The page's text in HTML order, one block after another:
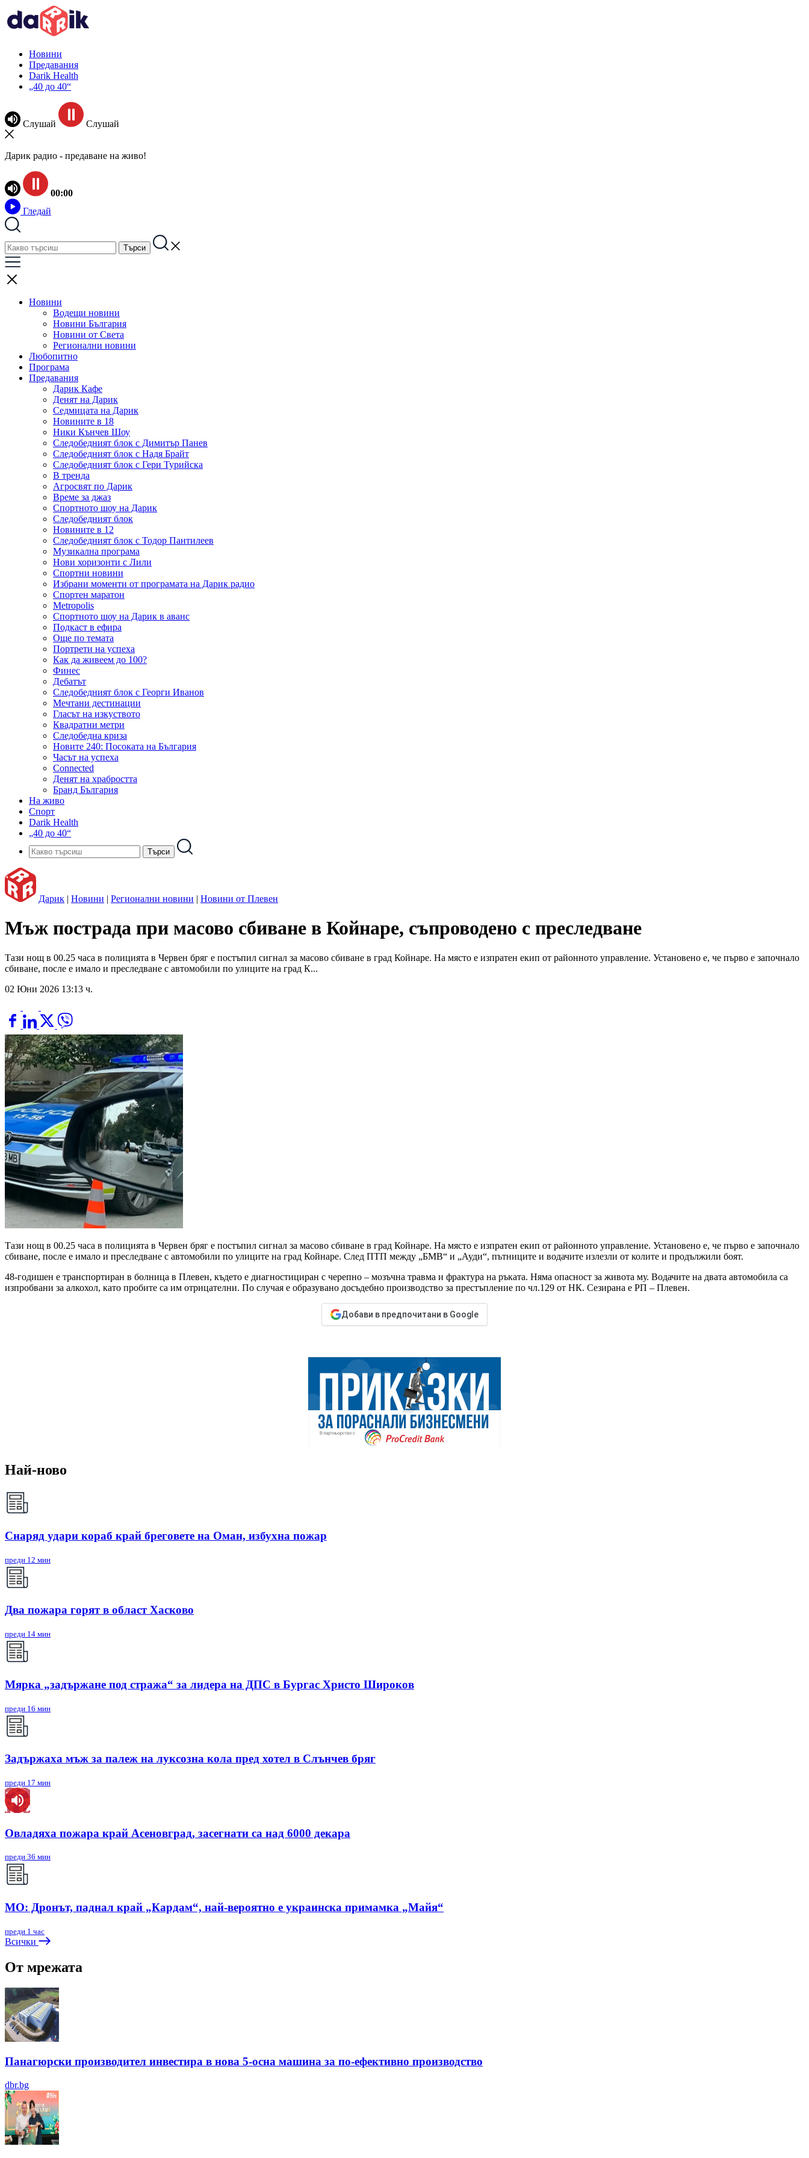
Новини
Предавания
Darik Health
„40 до 40“
Слушай Слушай
Дарик радио - предаване на живо!
00:00
Гледай
Новини
Водещи новини
Новини България
Новини от Света
Регионални новини
Любопитно
Програма
Предавания
Дарик Кафе
Денят на Дарик
Седмицата на Дарик
Новините в 18
Ники Кънчев Шоу
Следобедният блок с Димитър Панев
Следобедният блок с Надя Брайт
Следобедният блок с Гери Турийска
В тренда
Агросвят по Дарик
Време за джаз
Спортното шоу на Дарик
Следобедният блок
Новините в 12
Следобедният блок с Тодор Пантилеев
Музикална програма
Нови хоризонти с Лили
Спортни новини
Избрани моменти от програмата на Дарик радио
Спортен маратон
Metropolis
Спортното шоу на Дарик в аванс
Подкаст в ефира
Още по темата
Портрети на успеха
Как да живеем до 100?
Финес
Дебатът
Следобедният блок с Георги Иванов
Мечтани дестинации
Гласът на изкуството
Квадратни метри
Следобедна криза
Новите 240: Посоката на България
Часът на успеха
Connected
Денят на храбростта
Бранд България
На живо
Спорт
Darik Health
„40 до 40“
Дарик | Новини | Регионални новини | Новини от Плевен
Мъж пострада при масово сбиване в Койнаре, съпроводено с преследване
Тази нощ в 00.25 часа в полицията в Червен бряг е постъпил сигнал за масово сбиване в град Койнаре. На място е изпратен екип от районното управление. Установено е, че първо е започнало
сбиване, после е имало и преследване с автомобили по улиците на град К...
02 Юни 2026 13:13 ч.
Тази нощ в 00.25 часа в полицията в Червен бряг е постъпил сигнал за масово сбиване в град Койнаре. На място е изпратен екип от районното управление. Установено е, че първо е започнало
сбиване, после е имало и преследване с автомобили по улиците на град Койнаре. След ПТП между „БМВ“ и „Ауди“, пътниците и водачите излезли от колите и продължили боят.
48-годишен е транспортиран в болница в Плевен, където е диагностициран с черепно – мозъчна травма и фрактура на ръката. Няма опасност за живота му. Водачите на двата автомобила са
изпробвани за алкохол, като пробите са им отрицателни. По случая е образувано досъдебно производство за престъпление по чл.129 от НК. Сезирана е РП – Плевен.
Добави в предпочитани в Google
Най-ново
Снаряд удари кораб край бреговете на Оман, избухна пожар
преди 12 мин
Два пожара горят в област Хасково
преди 14 мин
Мярка „задържане под стража“ за лидера на ДПС в Бургас Христо Широков
преди 16 мин
Задържаха мъж за палеж на луксозна кола пред хотел в Слънчев бряг
преди 17 мин
Овладяха пожара край Асеновград, засегнати са над 6000 декара
преди 36 мин
МО: Дронът, паднал край „Кардам“, най-вероятно е украинска примамка „Майя“
преди 1 час
Всички
От мрежата
Панагюрски производител инвестира в нова 5-осна машина за по-ефективно производство
dbr.bg